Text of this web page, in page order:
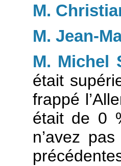
M.
M. Jean-
M. Michel
était
frappé
était de 0
n’avez